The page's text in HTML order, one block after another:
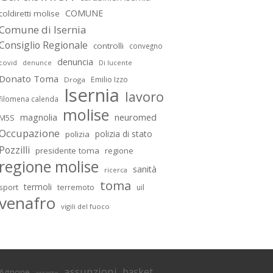
coldiretti molise COMUNE
di Isernia
Regionale controlli convegno
covid denunce denuncia Di lucente
Donato Toma Droga Emilio Izzo
calenda Isernia lavoro
M5S magnolia molise neuromed
polizia polizia di stato
Pozzilli presidente toma regione
regione molise ricerca sanità
sport termoli terremoto toma uil
vigili del fuoco